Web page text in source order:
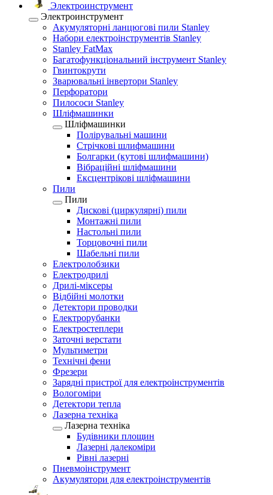
Электроинструмент
Электроинструмент
Акумуляторні ланцюгові пили Stanley
Набори електроінструментів Stanley
Stanley FatMax
Багатофункціональний інструмент Stanley
Гвинтокрути
Зварювальні інвертори Stanley
Перфоратори
Пилососи Stanley
Шліфмашинки
Шліфмашинки
Полірувальні машини
Стрічкові шлифмашини
Болгарки (кутові шлифмашини)
Вібраційні шліфмашини
Ексцентрікові шліфмашини
Пили
Пили
Дискові (циркулярні) пили
Монтажні пили
Настольні пили
Торцовочні пили
Шабельні пили
Електролобзики
Електродрилі
Дрилі-міксеры
Відбійні молотки
Детектори проводки
Електрорубанки
Електростеплери
Заточні верстати
Мультиметри
Технічні фени
Фрезери
Зарядні пристрої для електроінструментів
Вологоміри
Детектори тепла
Лазерна техніка
Лазерна техніка
Будівники площин
Лазерні далекоміри
Рівні лазерні
Пневмоінструмент
Акумулятори для електроінструментів